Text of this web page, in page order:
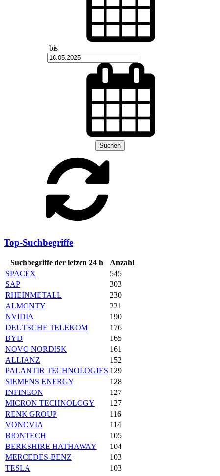
bis
Suchen
Top-Suchbegriffe
Suchbegriffe der letzen 24 h
Anzahl
SPACEX
545
SAP
303
RHEINMETALL
230
ALMONTY
221
NVIDIA
190
DEUTSCHE TELEKOM
176
BYD
165
NOVO NORDISK
161
ALLIANZ
152
PALANTIR TECHNOLOGIES 129
SIEMENS ENERGY
128
INFINEON
127
MICRON TECHNOLOGY
127
RENK GROUP
116
VONOVIA
114
BIONTECH
105
BERKSHIRE HATHAWAY
104
MERCEDES-BENZ
103
TESLA
103